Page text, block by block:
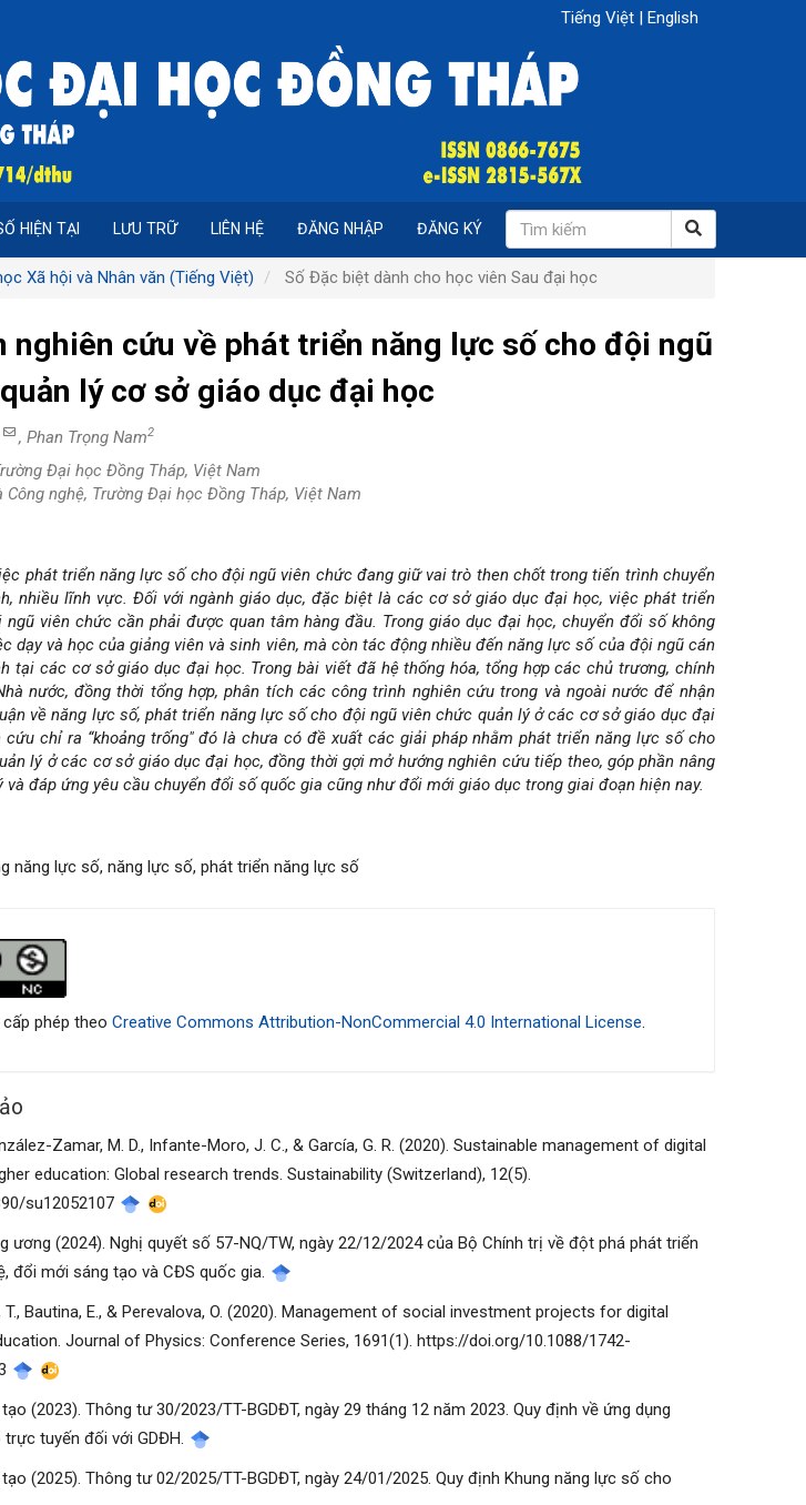
Tiếng Việt | English
HIỆN TẠI LƯU TRỮ LIÊN HỆ ĐĂNG NHẬP ĐĂNG KÝ
Xã hội và Nhân văn (Tiếng Việt) Số Đặc biệt dành cho học viên Sau đại học
nghiên cứu về phát triển năng lực số cho đội ngũ
lý cơ sở giáo dục đại học
, Phan Trọng Nam2
Đại học Đồng Tháp, Việt Nam
Công nghệ, Trường Đại học Đồng Tháp, Việt Nam
phát triển năng lực số cho đội ngũ viên chức đang giữ vai trò then chốt trong tiến trình chuyển
nhiều lĩnh vực. Đối với ngành giáo dục, đặc biệt là các cơ sở giáo dục đại học, việc phát triển
viên chức cần phải được quan tâm hàng đầu. Trong giáo dục đại học, chuyển đổi số không
dạy và học của giảng viên và sinh viên, mà còn tác động nhiều đến năng lực số của đội ngũ cán
tại các cơ sở giáo dục đại học. Trong bài viết đã hệ thống hóa, tổng hợp các chủ trương, chính
nước, đồng thời tổng hợp, phân tích các công trình nghiên cứu trong và ngoài nước để nhận
về năng lực số, phát triển năng lực số cho đội ngũ viên chức quản lý ở các cơ sở giáo dục đại
cứu chỉ ra “khoảng trống" đó là chưa có đề xuất các giải pháp nhằm phát triển năng lực số cho
lý ở các cơ sở giáo dục đại học, đồng thời gợi mở hướng nghiên cứu tiếp theo, góp phần nâng
và đáp ứng yêu cầu chuyển đổi số quốc gia cũng như đổi mới giáo dục trong giai đoạn hiện nay.
năng lực số, năng lực số, phát triển năng lực số
cấp phép theoCreative Commons Attribution-NonCommercial 4.0 International License.
Zamar, M. D., Infante-Moro, J. C., & García, G. R. (2020). Sustainable management of digital
education: Global research trends. Sustainability (Switzerland), 12(5).
su12052107
ương (2024). Nghị quyết số 57-NQ/TW, ngày 22/12/2024 của Bộ Chính trị về đột phá phát triển
đổi mới sáng tạo và CĐS quốc gia.
T., Bautina, E., & Perevalova, O. (2020). Management of social investment projects for digital
Journal of Physics: Conference Series, 1691(1). https://doi.org/10.1088/1742-
(2023). Thông tư 30/2023/TT-BGDĐT, ngày 29 tháng 12 năm 2023. Quy định về ứng dụng
tuyến đối với GDĐH.
(2025). Thông tư 02/2025/TT-BGDĐT, ngày 24/01/2025. Quy định Khung năng lực số cho